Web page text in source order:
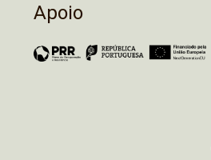
Apoio